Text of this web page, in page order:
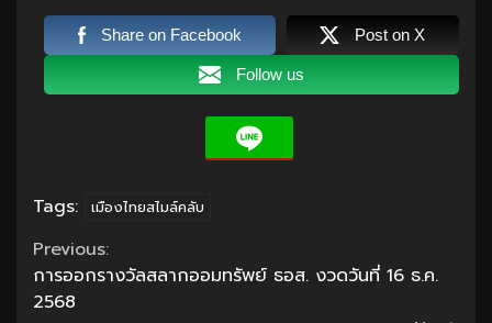
Share on Facebook Post on X
Follow us
Tags: เมืองไทยสไมล์คลับ
Continue
Reading
Previous:
การออกรางวัลสลากออมทรัพย์ ธอส. งวดวันที่ 16 ธ.ค.
2568